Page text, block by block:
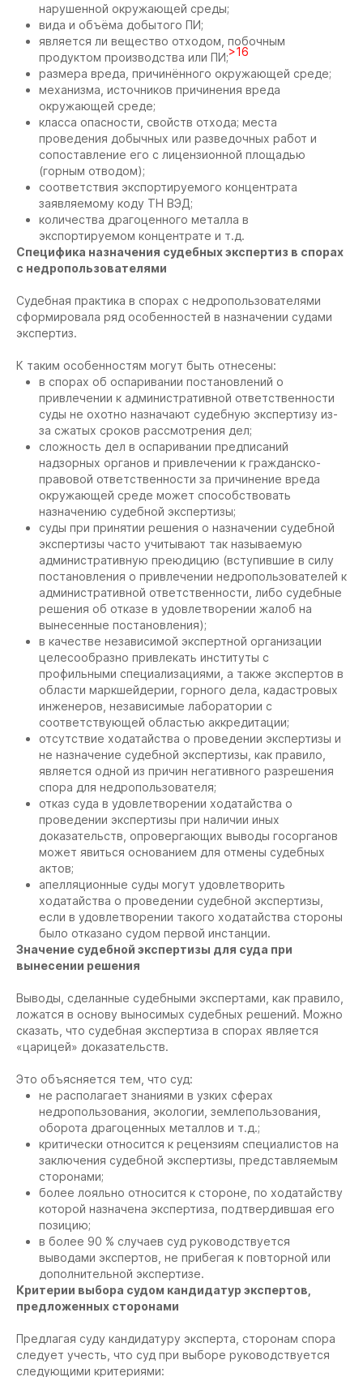
нарушенной окружающей среды;
вида и объёма добытого ПИ;
является ли вещество отходом, побочным
продуктом производства или ПИ;>16
размера вреда, причинённого окружающей среде;
механизма, источников причинения вреда
окружающей среде;
класса опасности, свойств отхода; места
проведения добычных или разведочных работ и
сопоставление его с лицензионной площадью
(горным отводом);
соответствия экспортируемого концентрата
заявляемому коду ТН ВЭД;
количества драгоценного металла в
экспортируемом концентрате и т.д.
Специфика назначения судебных экспертиз в спорах
с недропользователями
Судебная практика в спорах с недропользователями
сформировала ряд особенностей в назначении судами
экспертиз.
К таким особенностям могут быть отнесены:
в спорах об оспаривании постановлений о
привлечении к административной ответственности
суды не охотно назначают судебную экспертизу из-
за сжатых сроков рассмотрения дел;
сложность дел в оспаривании предписаний
надзорных органов и привлечении к гражданско-
правовой ответственности за причинение вреда
окружающей среде может способствовать
назначению судебной экспертизы;
суды при принятии решения о назначении судебной
экспертизы часто учитывают так называемую
административную преюдицию (вступившие в силу
постановления о привлечении недропользователей к
административной ответственности, либо судебные
решения об отказе в удовлетворении жалоб на
вынесенные постановления);
в качестве независимой экспертной организации
целесообразно привлекать институты с
профильными специализациями, а также экспертов в
области маркшейдерии, горного дела, кадастровых
инженеров, независимые лаборатории с
соответствующей областью аккредитации;
отсутствие ходатайства о проведении экспертизы и
не назначение судебной экспертизы, как правило,
является одной из причин негативного разрешения
спора для недропользователя;
отказ суда в удовлетворении ходатайства о
проведении экспертизы при наличии иных
доказательств, опровергающих выводы госорганов
может явиться основанием для отмены судебных
актов;
апелляционные суды могут удовлетворить
ходатайства о проведении судебной экспертизы,
если в удовлетворении такого ходатайства стороны
было отказано судом первой инстанции.
Значение судебной экспертизы для суда при
вынесении решения
Выводы, сделанные судебными экспертами, как правило,
ложатся в основу выносимых судебных решений. Можно
сказать, что судебная экспертиза в спорах является
«царицей» доказательств.
Это объясняется тем, что суд:
не располагает знаниями в узких сферах
недропользования, экологии, землепользования,
оборота драгоценных металлов и т.д.;
критически относится к рецензиям специалистов на
заключения судебной экспертизы, представляемым
сторонами;
более лояльно относится к стороне, по ходатайству
которой назначена экспертиза, подтвердившая его
позицию;
в более 90 % случаев суд руководствуется
выводами экспертов, не прибегая к повторной или
дополнительной экспертизе.
Критерии выбора судом кандидатур экспертов,
предложенных сторонами
Предлагая суду кандидатуру эксперта, сторонам спора
следует учесть, что суд при выборе руководствуется
следующими критериями: